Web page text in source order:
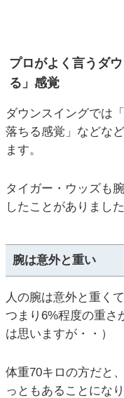
プロがよく言うダ
る」感覚
ダウンスイングでは
落ちる感覚」などな
ます。
タイガー・ウッズも
したことがありました
腕は意外と重い
人の腕は意外と重く
つまり6%程度の重さ
は思いますが・・）
体重70キロの方だと
っともあることになり